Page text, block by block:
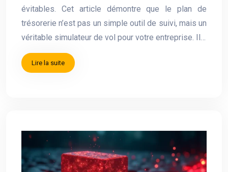
évitables. Cet article démontre que le plan de
trésorerie n’est pas un simple outil de suivi, mais un
véritable simulateur de vol pour votre entreprise. Il…
Lire la suite